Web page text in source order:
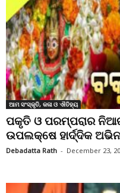
ଆମ ସଂସ୍କୃତି, କଳା ଓ ଐତିହ୍ୟ
ପକୃତି ଓ ପରମ୍ପରାର
ଉପଲକ୍ଷେ ହାର୍ଦ୍ଦିକ
Debadatta Rath - December 23,